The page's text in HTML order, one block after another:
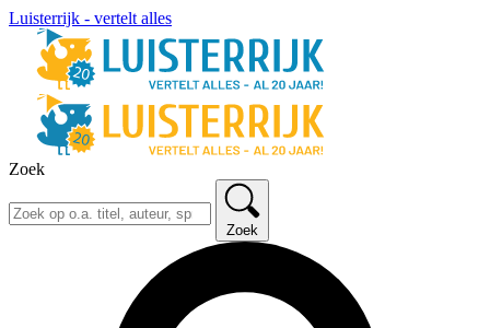
Luisterrijk - vertelt alles
Zoek
Zoek